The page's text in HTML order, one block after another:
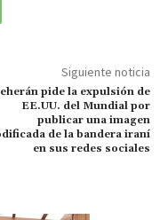
Siguiente noticia
pide la expulsión de
EE.UU. del Mundial por
publicar una imagen
de la bandera iraní
en sus redes sociales